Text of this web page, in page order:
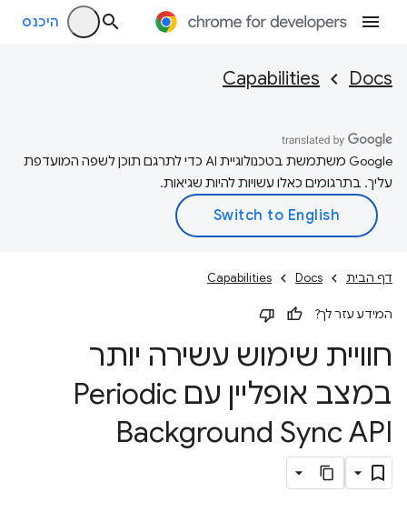
היכנס
Docs
Capabilities
‫Google משתמשת בטכנולוגיית AI כדי לתרגם תוכן לשפה המועדפת
עליך. בתרגומים כאלו עשויות להיות שגיאות.
דף הבית Docs
Capabilities
המידע עזר לך?
חוויית שימוש עשירה יותר
במצב אופליין עם Periodic
Background Sync API